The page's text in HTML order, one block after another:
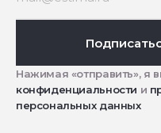
Нажимая «отправить», я
конфиденциальности и
персональных данных